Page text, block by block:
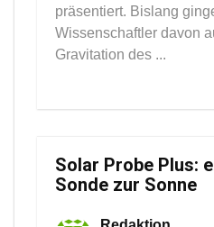
präsentiert. Bislang
Wissenschaftler davon
Gravitation des ...
Solar Probe Plus:
Sonde zur Sonne